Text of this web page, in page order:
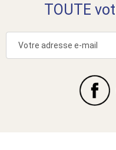
TOUTE